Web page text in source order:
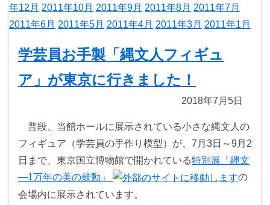
年12月 2011年10月 2011年9月 2011年8月 2011年7月
2011年6月 2011年5月 2011年4月 2011年3月 2011年1月
学芸員お手製「縄文人フィギュ
ア」が東京に行きました！
2018年7月5日
普段、当館ホールに展示されている小さな縄文人の
フィギュア（学芸員の手作り模型）が、7月3日～9月2
日まで、東京国立博物館で開かれている特別展「縄文
―1万年の美の鼓動」
の
会場内に展示されています。